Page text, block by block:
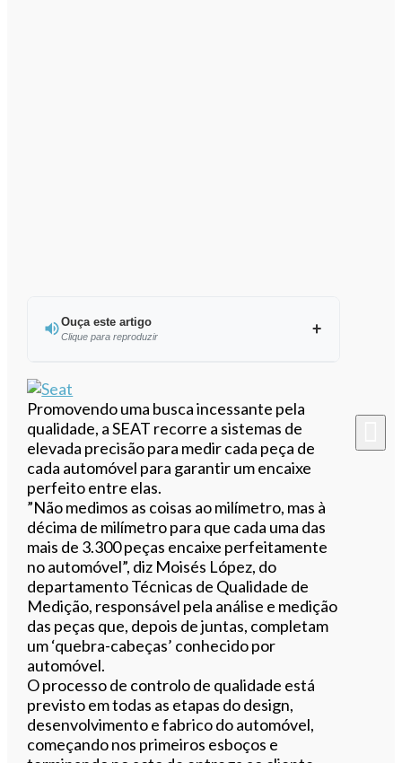
Ouça este artigo
Clique para reproduzir
Promovendo uma busca incessante pela
qualidade, a SEAT recorre a sistemas de
elevada precisão para medir cada peça de
cada automóvel para garantir um encaixe
perfeito entre elas.
”Não medimos as coisas ao milímetro, mas à
décima de milímetro para que cada uma das
mais de 3.300 peças encaixe perfeitamente
no automóvel”, diz Moisés López, do
departamento Técnicas de Qualidade de
Medição, responsável pela análise e medição
das peças que, depois de juntas, completam
um ‘quebra-cabeças’ conhecido por
automóvel.
O processo de controlo de qualidade está
previsto em todas as etapas do design,
desenvolvimento e fabrico do automóvel,
começando nos primeiros esboços e